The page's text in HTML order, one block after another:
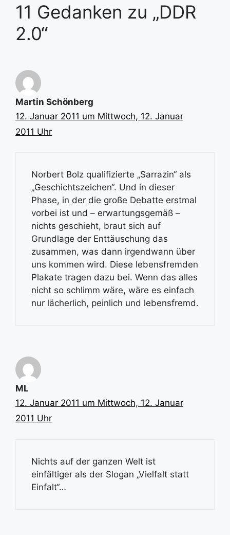
11 Gedanken zu „DDR
2.0“
Martin Schönberg
12. Januar 2011 um Mittwoch, 12. Januar
2011 Uhr
Norbert Bolz qualifizierte „Sarrazin“ als
„Geschichtszeichen“. Und in dieser
Phase, in der die große Debatte erstmal
vorbei ist und – erwartungsgemäß –
nichts geschieht, braut sich auf
Grundlage der Enttäuschung das
zusammen, was dann irgendwann über
uns kommen wird. Diese lebensfremden
Plakate tragen dazu bei. Wenn das alles
nicht so schlimm wäre, wäre es einfach
nur lächerlich, peinlich und lebensfremd.
ML
12. Januar 2011 um Mittwoch, 12. Januar
2011 Uhr
Nichts auf der ganzen Welt ist
einfältiger als der Slogan „Vielfalt statt
Einfalt“…